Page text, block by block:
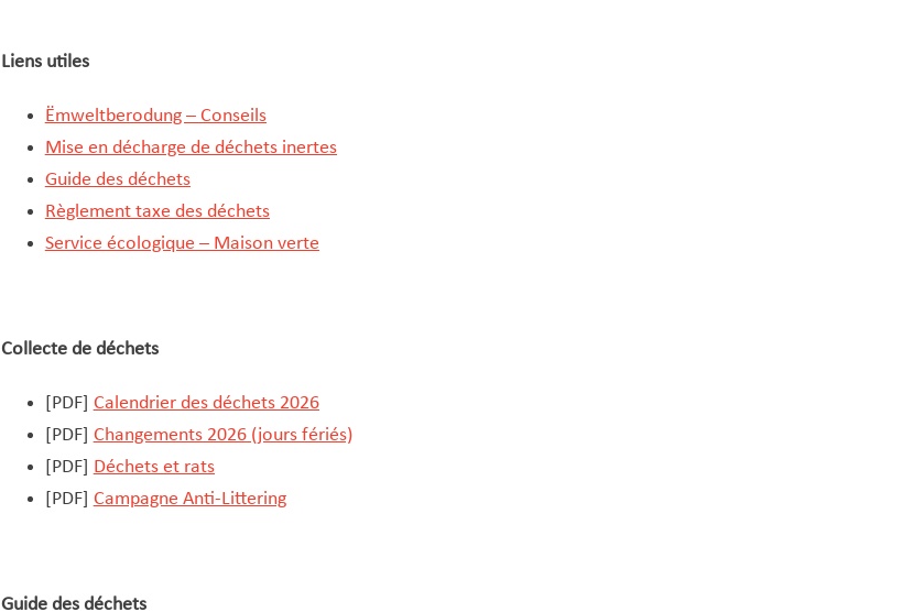
Liens utiles
Ëmweltberodung – Conseils
Mise en décharge de déchets inertes
Guide des déchets
Règlement taxe des déchets
Service écologique – Maison verte
Collecte de déchets
[PDF] Calendrier des déchets 2026
[PDF] Changements 2026 (jours fériés)
[PDF] Déchets et rats
[PDF​] Campagne Anti-Littering
Guide des déchets